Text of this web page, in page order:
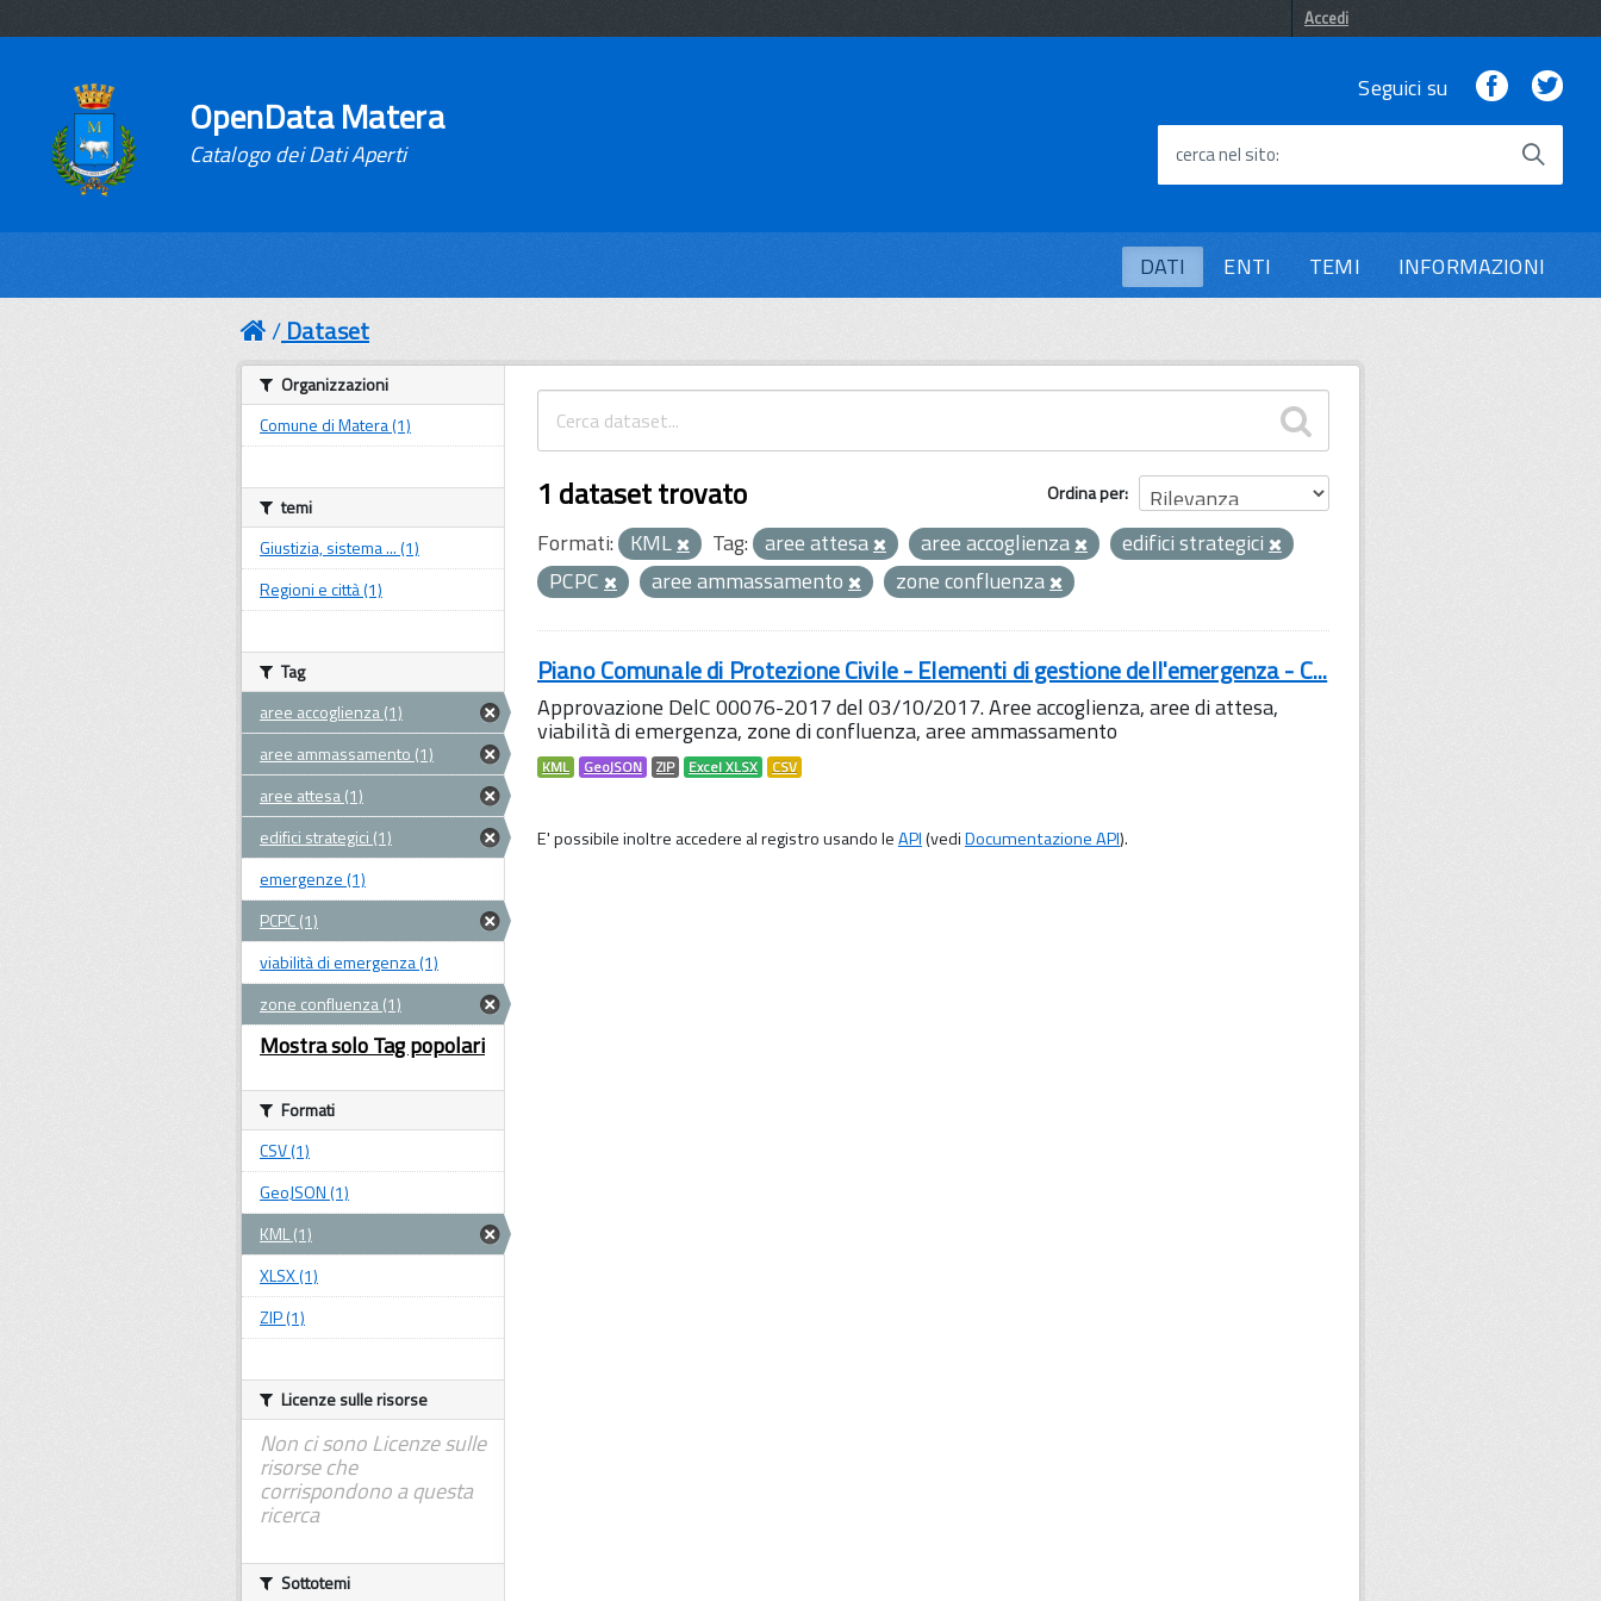
Accedi
OpenData Matera
Catalogo dei Dati Aperti
Seguici su Facebook
cerca nel sito
DATI ENTI TEMI INFORMAZIONI
Dataset
Ordina per
1 dataset trovato
Formati: KML Tag: aree attesa aree accoglienza
edifici strategici
PCPC
aree ammassamento zone confluenza
Piano Comunale di Protezione Civile - Elementi di gestione dell'emergenza - C...
Approvazione DelC 00076-2017 del 03/10/2017. Aree accoglienza, aree di attesa,
viabilità di emergenza, zone di confluenza, aree ammassamento
KML GeoJSON ZIP Excel XLSX CSV
E' possibile inoltre accedere al registro usando leAPI(vediDocumentazione API).
Organizzazioni
Comune di Matera (1)
temi
Giustizia, sistema ... (1)
Regioni e città (1)
Tag
aree accoglienza (1)
aree ammassamento (1)
aree attesa (1)
edifici strategici (1)
emergenze (1)
PCPC (1)
viabilità di emergenza (1)
zone confluenza (1)
Mostra solo Tag popolari
Formati
CSV (1)
GeoJSON (1)
KML (1)
XLSX (1)
ZIP (1)
Licenze sulle risorse
Non ci sono Licenze sulle
risorse che
corrispondono a questa
ricerca
Sottotemi